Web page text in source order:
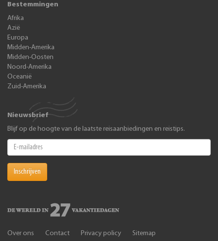
Bestemmingen
Afrika
Azië
Europa
Midden-Amerika
Midden-Oosten
Noord-Amerika
Oceanië
Zuid-Amerika
Nieuwsbrief
Blijf op de hoogte van de laatste reisaanbiedingen en reistips.
Inschrijven
Over ons Contact Privacy policy Sitemap